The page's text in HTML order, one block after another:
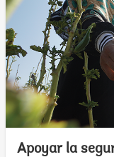
Apoyar la